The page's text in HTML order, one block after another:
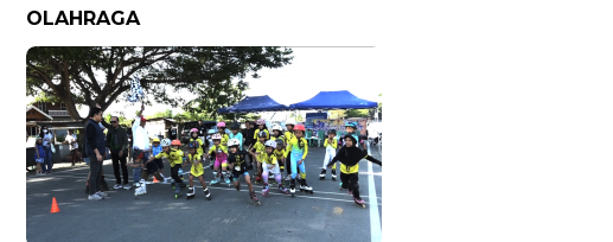
OLAHRAGA